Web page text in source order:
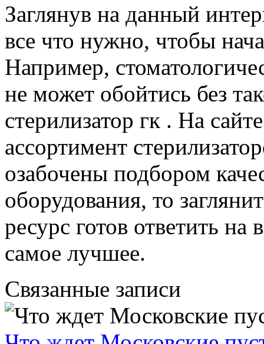
Заглянув на данный
все что нужно, чтобы
Например,
не может обойтись без
стерилизатор гк . На
ассортимент
озабочены подбором
оборудования, то
ресурс готов ответить
самое лучшее.
Связанные записи